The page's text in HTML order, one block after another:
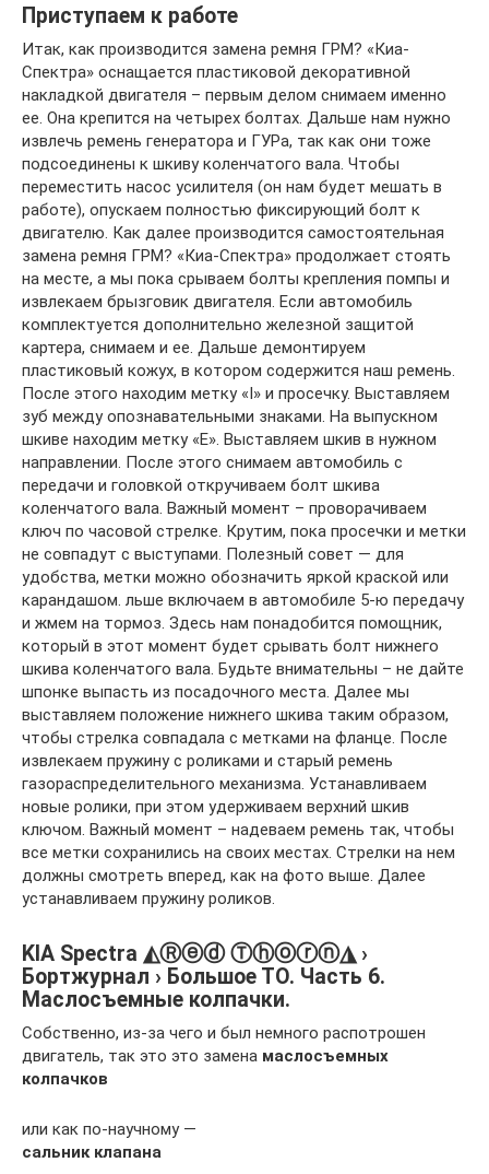
Приступаем к работе
Итак, как производится замена ремня ГРМ? «Киа-
Спектра» оснащается пластиковой декоративной
накладкой двигателя – первым делом снимаем именно
ее. Она крепится на четырех болтах. Дальше нам нужно
извлечь ремень генератора и ГУРа, так как они тоже
подсоединены к шкиву коленчатого вала. Чтобы
переместить насос усилителя (он нам будет мешать в
работе), опускаем полностью фиксирующий болт к
двигателю. Как далее производится самостоятельная
замена ремня ГРМ? «Киа-Спектра» продолжает стоять
на месте, а мы пока срываем болты крепления помпы и
извлекаем брызговик двигателя. Если автомобиль
комплектуется дополнительно железной защитой
картера, снимаем и ее. Дальше демонтируем
пластиковый кожух, в котором содержится наш ремень.
После этого находим метку «I» и просечку. Выставляем
зуб между опознавательными знаками. На выпускном
шкиве находим метку «Е». Выставляем шкив в нужном
направлении. После этого снимаем автомобиль с
передачи и головкой откручиваем болт шкива
коленчатого вала. Важный момент – проворачиваем
ключ по часовой стрелке. Крутим, пока просечки и метки
не совпадут с выступами. Полезный совет — для
удобства, метки можно обозначить яркой краской или
карандашом. льше включаем в автомобиле 5-ю передачу
и жмем на тормоз. Здесь нам понадобится помощник,
который в этот момент будет срывать болт нижнего
шкива коленчатого вала. Будьте внимательны – не дайте
шпонке выпасть из посадочного места. Далее мы
выставляем положение нижнего шкива таким образом,
чтобы стрелка совпадала с метками на фланце. После
извлекаем пружину с роликами и старый ремень
газораспределительного механизма. Устанавливаем
новые ролики, при этом удерживаем верхний шкив
ключом. Важный момент – надеваем ремень так, чтобы
все метки сохранились на своих местах. Стрелки на нем
должны смотреть вперед, как на фото выше. Далее
устанавливаем пружину роликов.
KIA Spectra ◭Ⓡⓔⓓ Ⓣⓗⓞⓡⓝ◮ ›
Бортжурнал › Большое ТО. Часть 6.
Маслосъемные колпачки.
Собственно, из-за чего и был немного распотрошен
двигатель, так это это замена маслосъемных
колпачков
или как по-научному —
сальник клапана